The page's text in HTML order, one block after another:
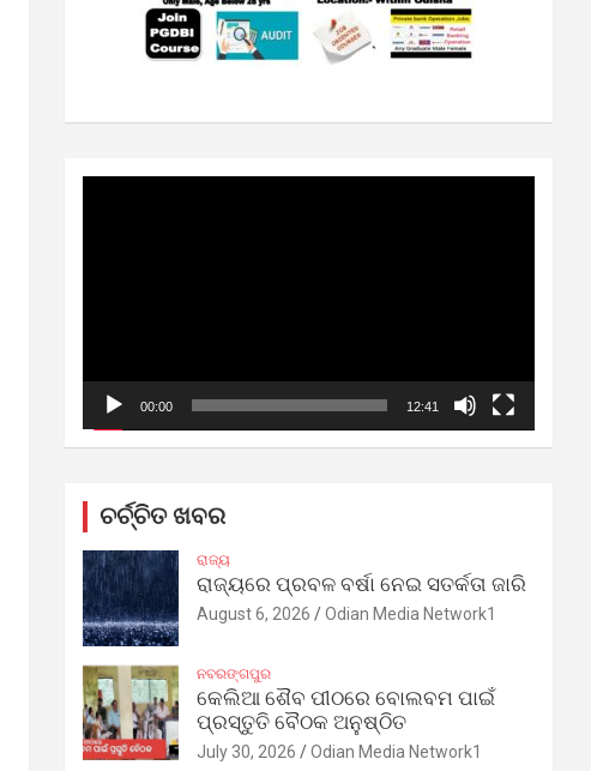
00:00 12:41
ଚର୍ଚ୍ଚିତ ଖବର
ରାଜ୍ୟ
ରାଜ୍ୟରେ ପ୍ରବଳ ବର୍ଷା ନେଇ ସତର୍କତା ଜାରି
August 6, 2026 Odian Media Network1
ନବରଙ୍ଗପୁର
କେଲିଆ ଶୈବ ପୀଠରେ ବୋଲବମ ପାଇଁ
ପ୍ରସ୍ତୁତି ବୈଠକ ଅନୁଷ୍ଠିତ
July 30, 2026 Odian Media Network1